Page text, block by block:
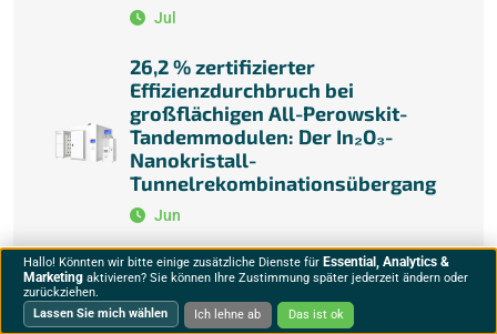
Jul
26,2 % zertifizierter
Effizienzdurchbruch bei
großflächigen All-Perowskit-
Tandemmodulen: Der In₂O₃-
Nanokristall-
Tunnelrekombinationsübergang
Jun
Hallo! Könnten wir bitte einige zusätzliche Dienste für Essential, Analytics &
Marketing aktivieren? Sie können Ihre Zustimmung später jederzeit ändern oder
zurückziehen.
Lassen Sie mich wählen
Ich lehne ab Das ist ok